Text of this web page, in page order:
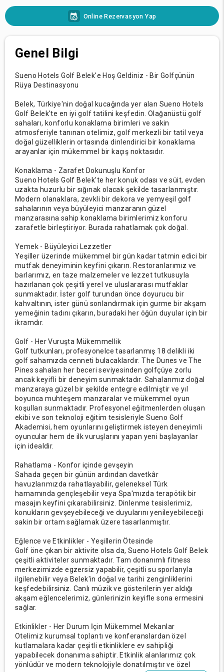
Online Rezervasyon Yap
Genel Bilgi
Sueno Hotels Golf Belek'e Hoş Geldiniz - Bir Golfçünün
Rüya Destinasyonu
Belek, Türkiye'nin doğal kucağında yer alan Sueno Hotels
Golf Belek'te en iyi golf tatilini keşfedin. Olağanüstü golf
sahaları, konforlu konaklama birimleri ve sakin
atmosferiyle tanınan otelimiz, golf merkezli bir tatil veya
doğal güzelliklerin ortasında dinlendirici bir konaklama
arayanlar için mükemmel bir kaçış noktasıdır.
Konaklama - Zarafet Dokunuşlu Konfor
Sueno Hotels Golf Belek'te her konuk odası ve süit, evden
uzakta huzurlu bir sığınak olacak şekilde tasarlanmıştır.
Modern olanaklara, zevkli bir dekora ve yemyeşil golf
sahalarının veya büyüleyici manzaranın güzel
manzarasına sahip konaklama birimlerimiz konforu
zarafetle birleştiriyor. Burada rahatlamak çok doğal.
Yemek - Büyüleyici Lezzetler
Yeşiller üzerinde mükemmel bir gün kadar tatmin edici bir
mutfak deneyiminin keyfini çıkarın. Restoranlarımız ve
barlarımız, en taze malzemeler ve lezzet tutkusuyla
hazırlanan çok çeşitli yerel ve uluslararası mutfaklar
sunmaktadır. İster golf turundan önce doyurucu bir
kahvaltının, ister günü sonlandırmak için gurme bir akşam
yemeğinin tadını çıkarın, buradaki her öğün duyular için bir
ikramdır.
Golf - Her Vuruşta Mükemmellik
Golf tutkunları, profesyonelce tasarlanmış 18 delikli iki
golf sahamızda cenneti bulacaklardır. The Dunes ve The
Pines sahaları her beceri seviyesinden golfçüye zorlu
ancak keyifli bir deneyim sunmaktadır. Sahalarımız doğal
manzaraya güzel bir şekilde entegre edilmiştir ve yıl
boyunca muhteşem manzaralar ve mükemmel oyun
koşulları sunmaktadır. Profesyonel eğitmenlerden oluşan
ekibi ve son teknoloji eğitim tesisleriyle Sueno Golf
Akademisi, hem oyunlarını geliştirmek isteyen deneyimli
oyuncular hem de ilk vuruşlarını yapan yeni başlayanlar
için idealdir.
Rahatlama - Konfor içinde gevşeyin
Sahada geçen bir günün ardından davetkâr
havuzlarımızda rahatlayabilir, geleneksel Türk
hamamında gençleşebilir veya Spa'mızda terapötik bir
masajın keyfini çıkarabilirsiniz. Dinlenme tesislerimiz,
konukların gevşeyebileceği ve duyularını yenileyebileceği
sakin bir ortam sağlamak üzere tasarlanmıştır.
Eğlence ve Etkinlikler - Yeşillerin Ötesinde
Golf öne çıkan bir aktivite olsa da, Sueno Hotels Golf Belek
çeşitli aktiviteler sunmaktadır. Tam donanımlı fitness
merkezimizde egzersiz yapabilir, çeşitli su sporlarıyla
ilgilenebilir veya Belek'in doğal ve tarihi zenginliklerini
keşfedebilirsiniz. Canlı müzik ve gösterilerin yer aldığı
akşam eğlencelerimiz, günlerinizin keyifle sona ermesini
sağlar.
Etkinlikler - Her Durum İçin Mükemmel Mekanlar
Otelimiz kurumsal toplantı ve konferanslardan özel
kutlamalara kadar çeşitli etkinliklere ev sahipliği
yapabilecek donanıma sahiptir. Etkinlik alanlarımız çok
yönlüdür ve modern teknolojiyle donatılmıştır ve özel